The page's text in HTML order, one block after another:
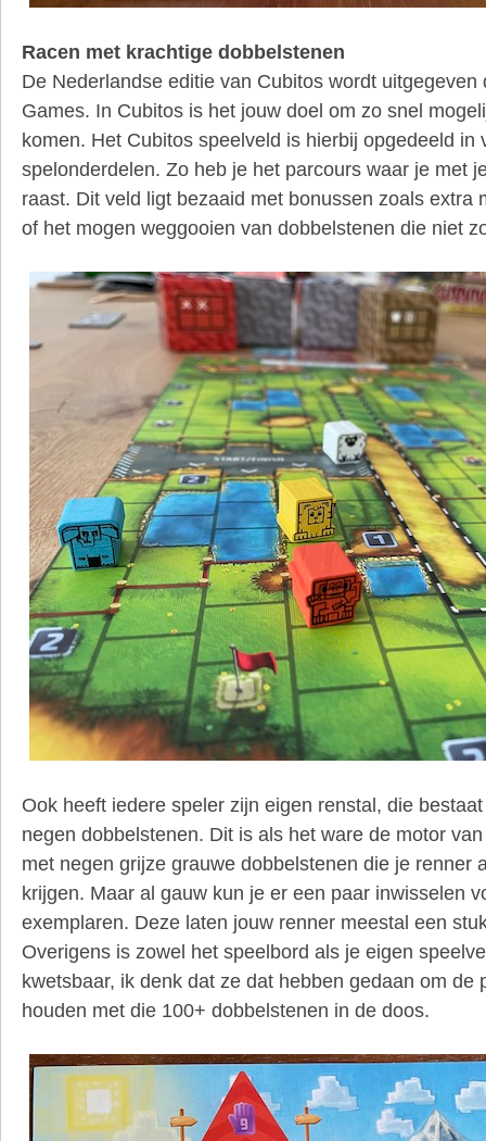
Racen met krachtige dobbelstenen
De Nederlandse editie van Cubitos wordt uitgegeven
Games. In Cubitos is het jouw doel om zo snel
komen. Het Cubitos speelveld is hierbij opgedeeld in
spelonderdelen. Zo heb je het parcours waar je met
raast. Dit veld ligt bezaaid met bonussen zoals extra
of het mogen weggooien van dobbelstenen die niet
Ook heeft iedere speler zijn eigen renstal, die
negen dobbelstenen. Dit is als het ware de motor
met negen grijze grauwe dobbelstenen die je renner
krijgen. Maar al gauw kun je er een paar inwisselen
exemplaren. Deze laten jouw renner meestal een
Overigens is zowel het speelbord als je eigen
kwetsbaar, ik denk dat ze dat hebben gedaan om de
houden met die 100+ dobbelstenen in de doos.